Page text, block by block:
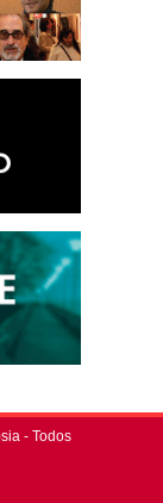
- Todos